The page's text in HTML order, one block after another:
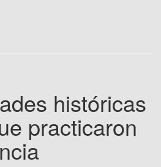
históricas
practicaron